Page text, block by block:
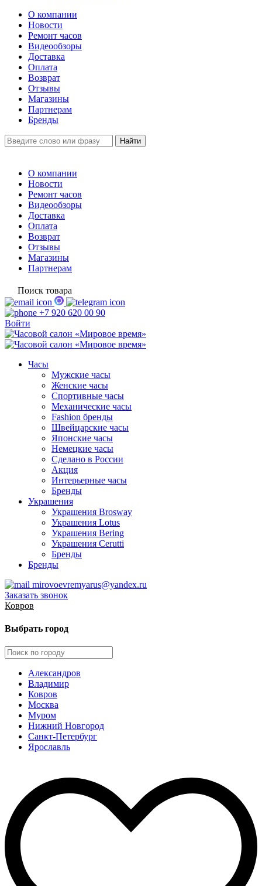
О компании
Новости
Ремонт часов
Видеообзоры
Доставка
Оплата
Возврат
Отзывы
Магазины
Партнерам
Бренды
О компании
Новости
Ремонт часов
Видеообзоры
Доставка
Оплата
Возврат
Отзывы
Магазины
Партнерам
Поиск товара
+7 920 620 00 90
Войти
Часы
Мужские часы
Женские часы
Спортивные часы
Механические часы
Fashion бренды
Швейцарские часы
Японские часы
Немецкие часы
Сделано в России
Акция
Интерьерные часы
Бренды
Украшения
Украшения Brosway
Украшения Lotus
Украшения Bering
Украшения Cerutti
Бренды
Бренды
mirovoevremyarus@yandex.ru
Заказать звонок
Ковров
Выбрать город
Александров
Владимир
Ковров
Москва
Муром
Нижний Новгород
Санкт-Петербург
Ярославль